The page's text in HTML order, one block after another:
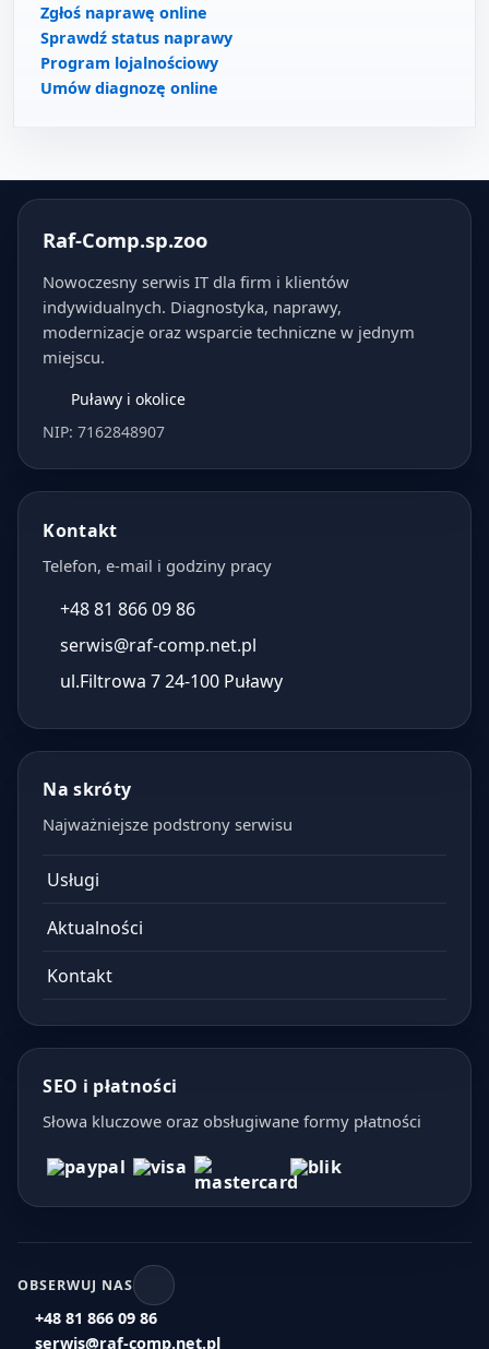
Zgłoś naprawę online
Sprawdź status naprawy
Program lojalnościowy
Umów diagnozę online
Raf-Comp.sp.zoo
Nowoczesny serwis IT dla firm i klientów
indywidualnych. Diagnostyka, naprawy,
modernizacje oraz wsparcie techniczne w jednym
miejscu.
Puławy i okolice
NIP: 7162848907
Kontakt
Telefon, e-mail i godziny pracy
+48 81 866 09 86
serwis@raf-comp.net.pl
ul.Filtrowa 7 24-100 Puławy
Na skróty
Najważniejsze podstrony serwisu
Usługi
Aktualności
Kontakt
SEO i płatności
Słowa kluczowe oraz obsługiwane formy płatności
OBSERWUJ NAS
+48 81 866 09 86
serwis@raf-comp.net.pl